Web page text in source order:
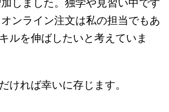
しました。独学や見習い中です
ンライン注文は私の担当でもあ
ルを伸ばしたいと考えていま
ければ幸いに存じます。